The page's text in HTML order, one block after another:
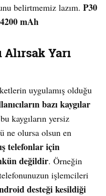
belirtmemiz lazım. P30
mAh
Yarı
uygulamış olduğu
bazı kaygılar
kaygıların yersiz
ne olursa olsun en
telefonlar için
değildir. Örneğin
işlemcileri
desteği kesildiği